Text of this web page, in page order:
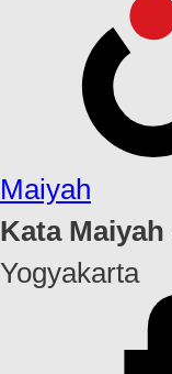
Maiyah
Kata Maiyah
Yogyakarta